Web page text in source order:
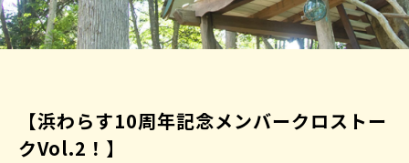
【浜わらす10周年記念メンバークロストー
クVol.2！】